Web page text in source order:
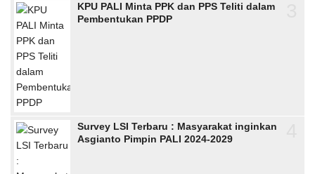
KPU PALI Minta PPK dan PPS Teliti dalam
Pembentukan PPDP
Survey LSI Terbaru : Masyarakat inginkan
Asgianto Pimpin PALI 2024-2029